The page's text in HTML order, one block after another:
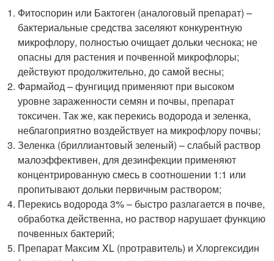
Фитоспорин или Бактоген (аналоговый препарат) –
бактериальные средства заселяют конкурентную
микрофлору, полностью очищает дольки чеснока; не
опасны для растения и почвенной микрофлоры;
действуют продолжительно, до самой весны;
Фармайод – фунгицид применяют при высоком
уровне зараженности семян и почвы, препарат
токсичен. Так же, как перекись водорода и зеленка,
неблагоприятно воздействует на микрофлору почвы;
Зеленка (бриллиантовый зеленый) – слабый раствор
малоэффективен, для дезинфекции применяют
концентрированную смесь в соотношении 1:1 или
пропитывают дольки первичным раствором;
Перекись водорода 3% – быстро разлагается в почве,
обработка действенна, но раствор нарушает функцию
почвенных бактерий;
Препарат Максим XL (протравитель) и Хлоргексидин